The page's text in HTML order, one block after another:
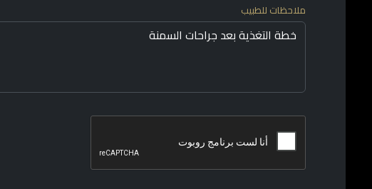
ملاحظات للطبيب